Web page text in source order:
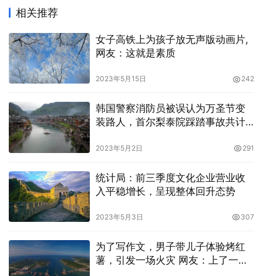
相关推荐
女子高铁上为孩子放无声版动画片,
网友：这就是素质
2023年5月15日 242
韩国警察消防员被误认为万圣节变
装路人，首尔梨泰院踩踏事故共计
2023年5月2日 291
统计局：前三季度文化企业营业收
入平稳增长，呈现整体回升态势
2023年5月3日 307
为了写作文，男子带儿子体验烤红
薯，引发一场火灾 网友：上了一堂